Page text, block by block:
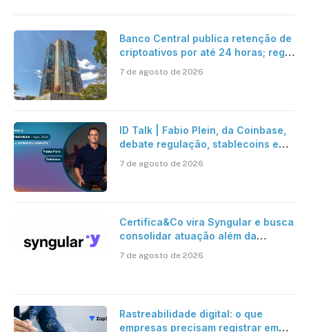
Banco Central publica retenção de
criptoativos por até 24 horas; regra
7 de agosto de 2026
ID Talk | Fabio Plein, da Coinbase,
debate regulação, stablecoins e
7 de agosto de 2026
Certifica&Co vira Syngular e busca
consolidar atuação além da
7 de agosto de 2026
Rastreabilidade digital: o que
empresas precisam registrar em